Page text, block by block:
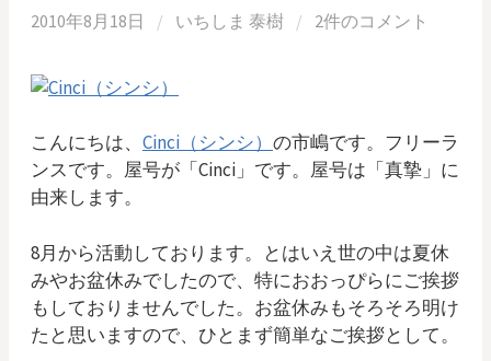
2010年8月18日 / いちしま 泰樹 / 2件のコメント
こんにちは、 Cinci（シンシ） の市嶋です。フリーラ
ンスです。屋号が「Cinci」です。屋号は「真摯」に
由来します。
8月から活動しております。とはいえ世の中は夏休
みやお盆休みでしたので、特におおっぴらにご挨拶
もしておりませんでした。お盆休みもそろそろ明け
たと思いますので、ひとまず簡単なご挨拶として。